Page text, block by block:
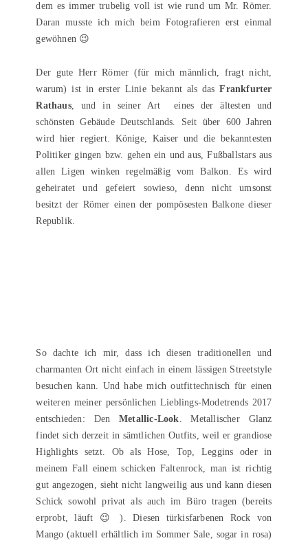
dem es immer trubelig voll ist wie rund um Mr. Römer.
Daran musste ich mich beim Fotografieren erst einmal
gewöhnen 😉
Der gute Herr Römer (für mich männlich, fragt nicht,
warum) ist in erster Linie bekannt als dasFrankfurter
Rathaus, und in seiner Art eines der ältesten und
schönsten Gebäude Deutschlands. Seit über 600 Jahren
wird hier regiert. Könige, Kaiser und die bekanntesten
Politiker gingen bzw. gehen ein und aus, Fußballstars aus
allen Ligen winken regelmäßig vom Balkon. Es wird
geheiratet und gefeiert sowieso, denn nicht umsonst
besitzt der Römer einen der pompösesten Balkone dieser
Republik.
So dachte ich mir, dass ich diesen traditionellen und
charmanten Ort nicht einfach in einem lässigen Streetstyle
besuchen kann. Und habe mich outfittechnisch für einen
weiteren meiner persönlichen Lieblings-Modetrends 2017
entschieden: Den Metallic-Look
. Metallischer Glanz
findet sich derzeit in sämtlichen Outfits, weil er grandiose
Highlights setzt. Ob als Hose, Top, Leggins oder in
meinem Fall einem schicken Faltenrock, man ist richtig
gut angezogen, sieht nicht langweilig aus und kann diesen
Schick sowohl privat als auch im Büro tragen (bereits
erprobt, läuft 😉 ). Diesen türkisfarbenen Rock von
Mango (aktuell erhältlich im Sommer Sale, sogar in rosa)